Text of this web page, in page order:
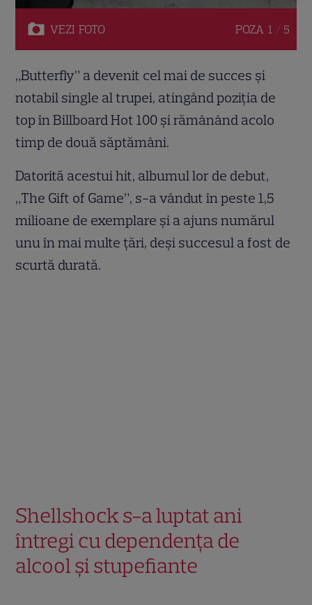
VEZI FOTO POZA 1 / 5
„Butterfly” a devenit cel mai de succes și
notabil single al trupei, atingând poziția de
top în Billboard Hot 100 și rămânând acolo
timp de două săptămâni.
Datorită acestui hit, albumul lor de debut,
„The Gift of Game”, s-a vândut în peste 1,5
milioane de exemplare și a ajuns numărul
unu în mai multe țări, deși succesul a fost de
scurtă durată.
Shellshock s-a luptat ani
întregi cu dependența de
alcool și stupefiante